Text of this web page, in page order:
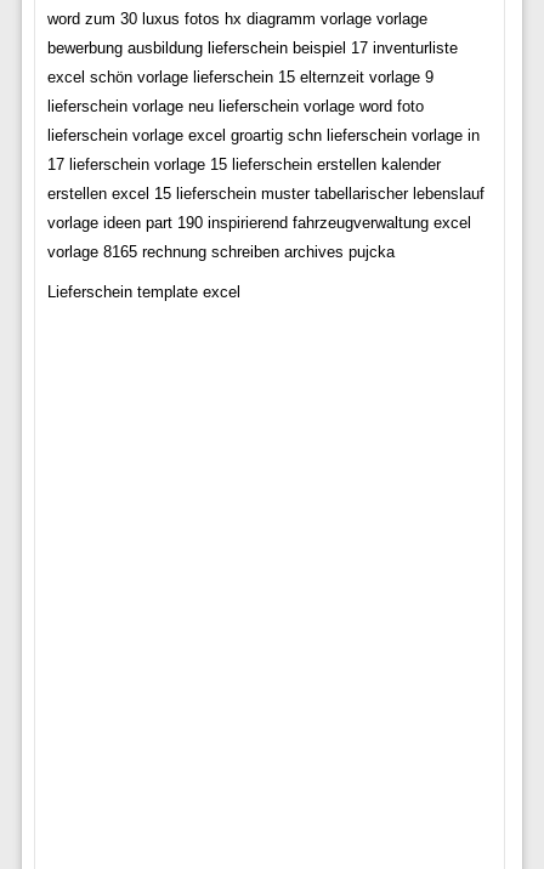
word zum 30 luxus fotos hx diagramm vorlage vorlage
bewerbung ausbildung lieferschein beispiel 17 inventurliste
excel schön vorlage lieferschein 15 elternzeit vorlage 9
lieferschein vorlage neu lieferschein vorlage word foto
lieferschein vorlage excel groartig schn lieferschein vorlage in
17 lieferschein vorlage 15 lieferschein erstellen kalender
erstellen excel 15 lieferschein muster tabellarischer lebenslauf
vorlage ideen part 190 inspirierend fahrzeugverwaltung excel
vorlage 8165 rechnung schreiben archives pujcka
Lieferschein template excel